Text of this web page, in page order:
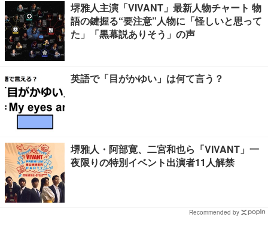
堺雅人主演「VIVANT」最新人物チャート 物
語の鍵握る“要注意”人物に「怪しいと思って
た」「黒幕説ありそう」の声
英語で「目がかゆい」は何て言う？
堺雅人・阿部寛、二宮和也ら「VIVANT」一
夜限りの特別イベント出演者11人解禁
Recommended by